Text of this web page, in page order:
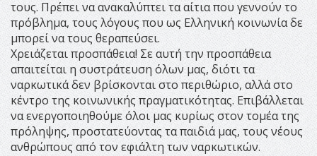
τους. Πρέπει να ανακαλύπτει τα αίτια που γεννούν το
πρόβλημα, τους λόγους που ως Ελληνική κοινωνία δε
μπορεί να τους θεραπεύσει.
Χρειάζεται προσπάθεια! Σε αυτή την προσπάθεια
απαιτείται η συστράτευση όλων μας, διότι τα
ναρκωτικά δεν βρίσκονται στο περιθώριο, αλλά στο
κέντρο της κοινωνικής πραγματικότητας. Επιβάλλεται
να ενεργοποιηθούμε όλοι μας κυρίως στον τομέα της
πρόληψης, προστατεύοντας τα παιδιά μας, τους νέους
ανθρώπους από τον εφιάλτη των ναρκωτικών.